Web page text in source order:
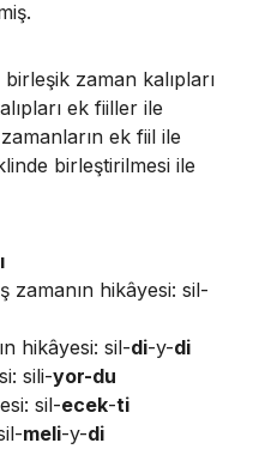
zaman kalıpları
ek fiiller ile
ek fiil ile
birleştirilmesi ile
zamanın hikâyesi: sil-
hikâyesi: sil-di-y-di
sili-yor-du
sil-ecek-ti
meli-y-di